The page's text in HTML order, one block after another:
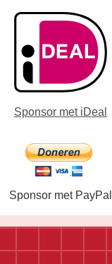
Sponsor met iDeal
Sponsor met PayPal